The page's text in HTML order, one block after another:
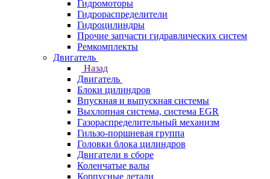
Гидромоторы
Гидрораспределители
Гидроцилиндры
Прочие запчасти гидравлических систем
Ремкомплекты
Двигатель
Назад
Двигатель
Блоки цилиндров
Впускная и выпускная системы
Выхлопная система, система EGR
Газораспределительный механизм
Гильзо-поршневая группа
Головки блока цилиндров
Двигатели в сборе
Коленчатые валы
Корпусные детали